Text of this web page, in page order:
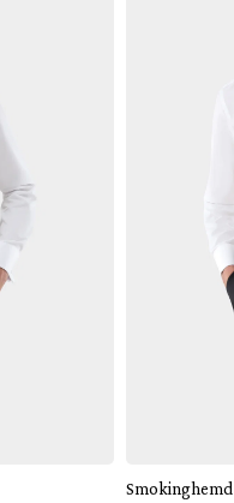
Smokinghemd